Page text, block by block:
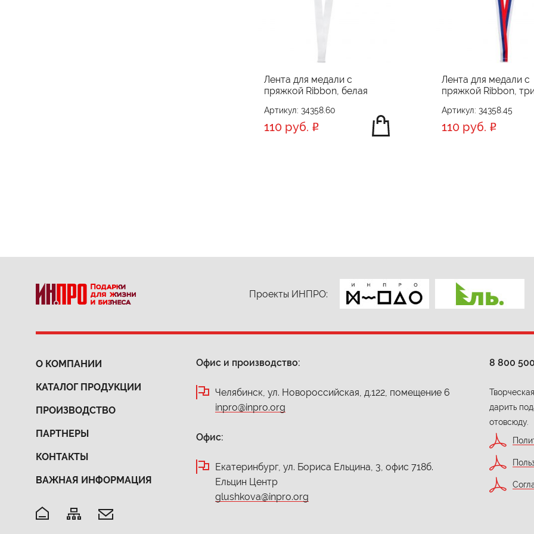
Лента для медали с
пряжкой Ribbon, белая
Артикул: 34358.60
110 руб.
Лента для медали с
пряжкой Ribbon,
Артикул: 34358.45
110 руб.
Проекты ИНПРО:
О КОМПАНИИ
КАТАЛОГ ПРОДУКЦИИ
ПРОИЗВОДСТВО
ПАРТНЕРЫ
КОНТАКТЫ
ВАЖНАЯ ИНФОРМАЦИЯ
Офис и производство:
Челябинск, ул. Новороссийская, д.122, помещение 6
inpro@inpro.org
Офис:
Екатеринбург, ул. Бориса Ельцина, 3, офис 718б.
Ельцин Центр
glushkova@inpro.org
8 800
дарить
отовсюду.